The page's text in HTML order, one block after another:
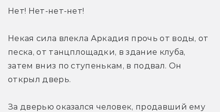
Нет! Нет-нет-нет!
Некая сила влекла Аркадия прочь от воды, от
песка, от танцплощадки, в здание клуба,
затем вниз по ступенькам, в подвал. Он
открыл дверь.
За дверью оказался человек, продавший ему